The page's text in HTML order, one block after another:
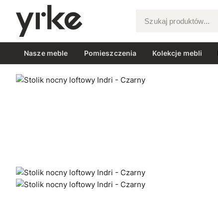
Szukaj produktów...
Nasze meble Pomieszczenia Kolekcje mebli